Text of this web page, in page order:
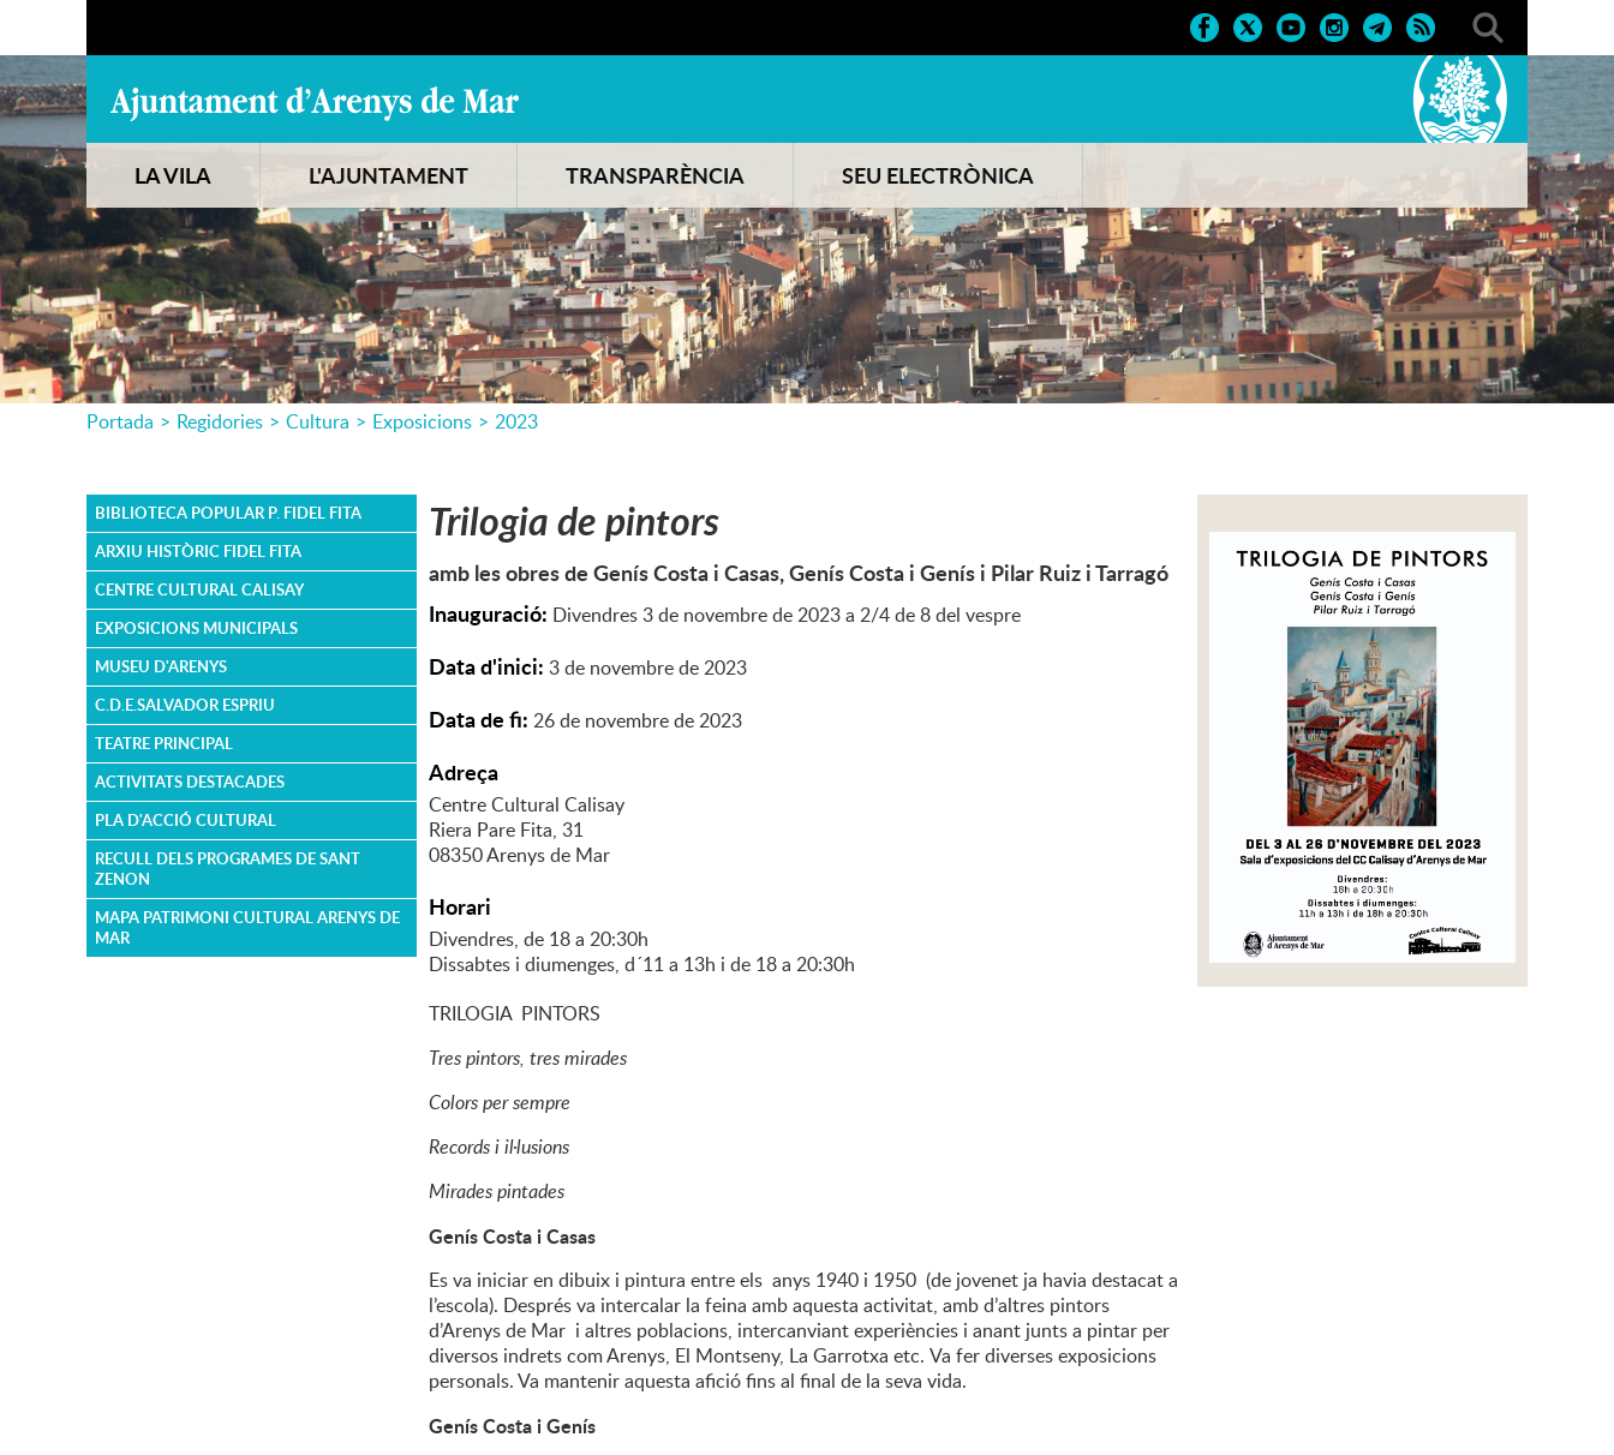
LA VILA L'AJUNTAMENT TRANSPARÈNCIA SEU ELECTRÒNICA
Portada > Regidories > Cultura > Exposicions > 2023
BIBLIOTECA POPULAR P. FIDEL FITA
ARXIU HISTÒRIC FIDEL FITA
CENTRE CULTURAL CALISAY
EXPOSICIONS MUNICIPALS
MUSEU D'ARENYS
C.D.E.SALVADOR ESPRIU
TEATRE PRINCIPAL
ACTIVITATS DESTACADES
PLA D'ACCIÓ CULTURAL
RECULL DELS PROGRAMES DE SANT
ZENON
MAPA PATRIMONI CULTURAL ARENYS DE
MAR
Trilogia de pintors
amb les obres de Genís Costa i Casas, Genís Costa i Genís i Pilar Ruiz i Tarragó
Inauguració: Divendres 3 de novembre de 2023 a 2/4 de 8 del vespre
Data d'inici: 3de novembrede2023
Data de fi: 26de novembrede2023
Adreça
Centre Cultural Calisay
Riera Pare Fita, 31
08350 Arenys de Mar
Horari
Divendres, de 18 a 20:30h
Dissabtes i diumenges, d´11 a 13h i de 18 a 20:30h
TRILOGIA PINTORS
Tres pintors, tres mirades
Colors per sempre
Records i il·lusions
Mirades pintades
Genís Costa i Casas
Es va iniciar en dibuix i pintura entre els anys 1940 i 1950 (de jovenet ja havia destacat a
l’escola). Després va intercalar la feina amb aquesta activitat, amb d’altres pintors
d’Arenys de Mar i altres poblacions, intercanviant experiències i anant junts a pintar per
diversos indrets com Arenys, El Montseny, La Garrotxa etc. Va fer diverses exposicions
personals. Va mantenir aquesta afició fins al final de la seva vida.
Genís Costa i Genís